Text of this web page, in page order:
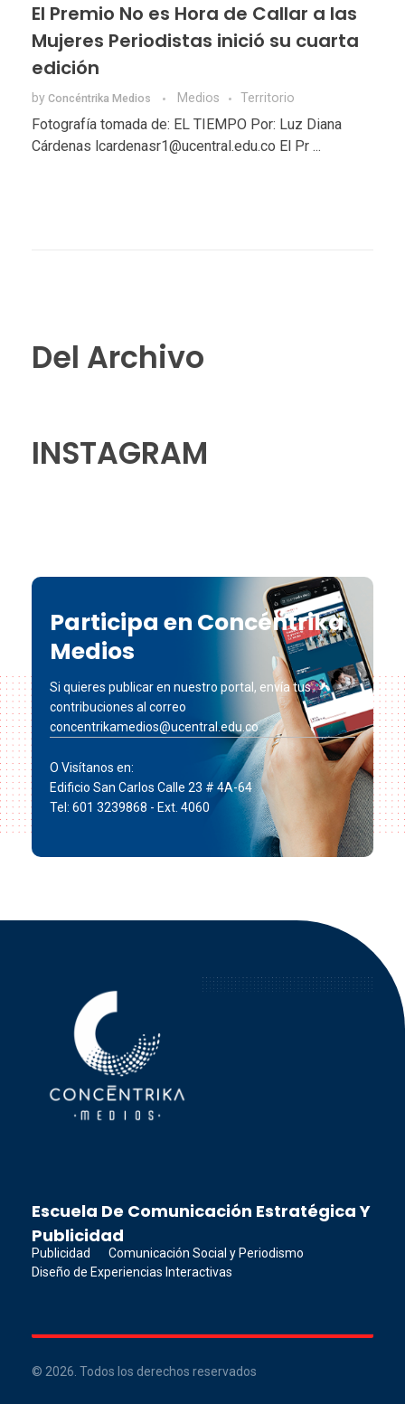
El Premio No es Hora de Callar a las
Mujeres Periodistas inició su cuarta
edición
by Concéntrika Medios Medios Territorio
Fotografía tomada de: EL TIEMPO Por: Luz Diana
Cárdenas lcardenasr1@ucentral.edu.co El Pr ...
Del Archivo
INSTAGRAM
Participa en Concéntrika
Medios
Si quieres publicar en nuestro portal, envía tus
contribuciones al correo
concentrikamedios@ucentral.edu.co
O Visítanos en:
Edificio San Carlos Calle 23 # 4A-64
Tel: 601 3239868 - Ext. 4060
Escuela De Comunicación Estratégica Y
Publicidad
Publicidad
Comunicación Social y Periodismo
Diseño de Experiencias Interactivas
© 2026. Todos los derechos reservados